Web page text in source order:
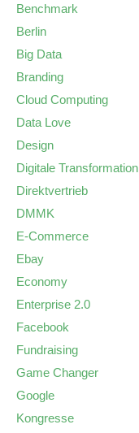
Benchmark
Berlin
Big Data
Branding
Cloud Computing
Data Love
Design
Digitale Transformation
Direktvertrieb
DMMK
E-Commerce
Ebay
Economy
Enterprise 2.0
Facebook
Fundraising
Game Changer
Google
Kongresse